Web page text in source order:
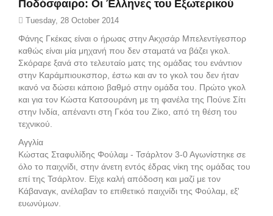
Ποδόσφαιρο: Oι Έλληνες του Εξωτερικού
Tuesday, 28 October 2014
Φάνης Γκέκας είναι ο ήρωας στην Ακχισάρ Μπελεντίγεσπορ
καθώς είναι μία μηχανή που δεν σταματά να βάζει γκολ.
Σκόραρε ξανά στο τελευταίο ματς της ομάδας του ενάντιον
στην Καράμπιουκσπορ, έστω και αν το γκολ του δεν ήταν
ικανό να δώσει κάποιο βαθμό στην ομάδα του. Πρώτο γκολ
και για τον Κώστα Κατσουράνη με τη φανέλα της Πούνε Σίτι
στην Ινδία, απέναντι στη Γκόα του Ζίκο, από τη θέση του
τεχνικού.
Αγγλία
Κώστας Σταφυλίδης Φούλαμ - Τσάρλτον 3-0 Αγωνίστηκε σε
όλο το παιχνίδι, στην άνετη εντός έδρας νίκη της ομάδας του
επί της Τσάρλτον. Είχε καλή απόδοση και μαζί με τον
Κάβαναγκ, ανέλαβαν το επιθετικό παιχνίδι της Φούλαμ, εξ'
ευωνύμων.